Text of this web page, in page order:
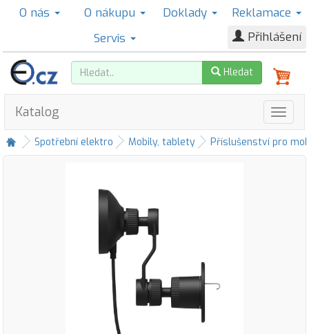
O nás O nákupu Doklady
Reklamace
Servis
Přihlášení
Hledat
Katalog
Spotřební elektro Mobily, tablety Příslušenství pro